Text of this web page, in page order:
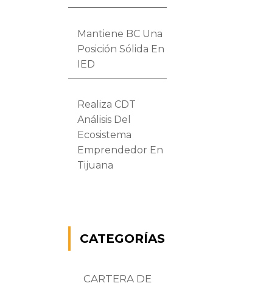
Mantiene BC Una
Posición Sólida En
IED
Realiza CDT
Análisis Del
Ecosistema
Emprendedor En
Tijuana
CATEGORÍAS
CARTERA DE